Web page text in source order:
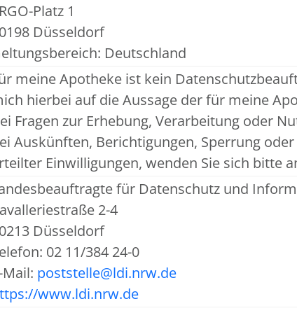
Platz 1
Düsseldorf
Deutschland
meine Apotheke ist kein
hierbei auf die Aussage der für meine
Fragen zur Erhebung, Verarbeitung oder
Auskünften, Berichtigungen, Sperrung
Einwilligungen, wenden Sie sich bitte
für Datenschutz und
2-4
Düsseldorf
02 11/384 24-0
Mail: poststelle@ldi.nrw.de
www.ldi.nrw.de